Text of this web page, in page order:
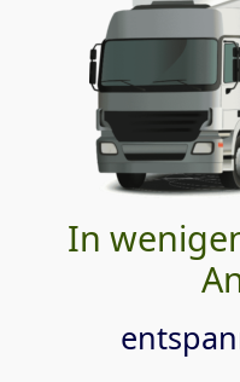
In